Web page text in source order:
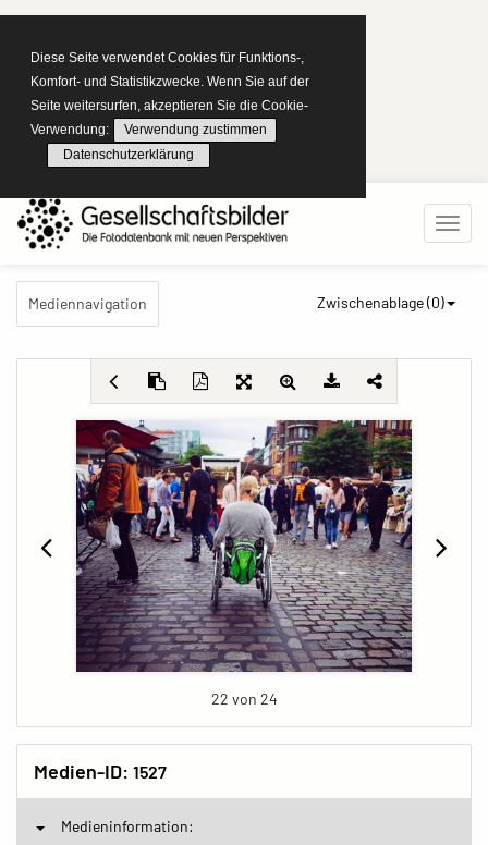
Diese Seite verwendet Cookies für Funktions-,
Komfort- und Statistikzwecke. Wenn Sie auf der
Seite weitersurfen, akzeptieren Sie die Cookie-
Verwendung:
Verwendung zustimmen
Datenschutzerklärung
Mediennavigation Zwischenablage (0)
22 von 24
Medien-ID: 1527
Medieninformation: